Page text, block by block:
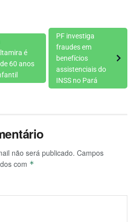
é
60 anos
PF investiga
fraudes em
benefícios
assistenciais do
INSS no Pará
não será publicado. Campos
com *